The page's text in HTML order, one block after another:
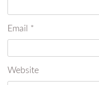
Email *
Website